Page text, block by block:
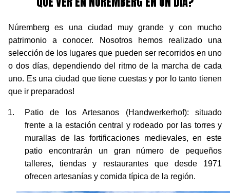
Núremberg es una ciudad muy grande y con mucho
patrimonio a conocer. Nosotros hemos realizado una
selección de los lugares que pueden ser recorridos en uno
o dos días, dependiendo del ritmo de la marcha de cada
uno. Es una ciudad que tiene cuestas y por lo tanto tienen
que ir preparados!
Patio de los Artesanos (Handwerkerhof): situado
frente a la estación central y rodeado por las torres y
murallas de las fortificaciones medievales, en este
patio encontrarán un gran número de pequeños
talleres, tiendas y restaurantes que desde 1971
ofrecen artesanías y comida típica de la región.